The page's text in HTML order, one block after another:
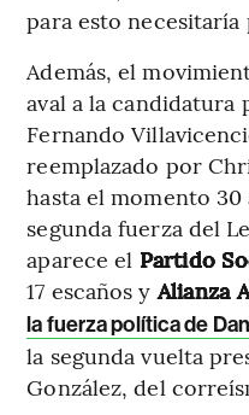
para esto necesitaría
Además, el
aval a la candidatura
Fernando
reemplazado por
hasta el momento 30
segunda fuerza del
aparece el Partido
17 escaños yAlianza
la fuerza política de
la segunda vuelta
González, del